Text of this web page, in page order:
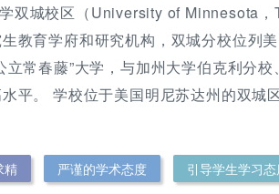
明尼苏达大学双城分校
双城校区（University of Minnesota
教育学府和研究机构，双城分校位列
立常春藤”大学，与加州大学伯克利分
平。 学校位于美国明尼苏达州的双城
精 严谨的学术态度 引导学生学习态